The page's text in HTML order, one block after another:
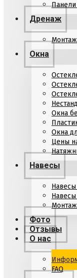
Дренаж
Окна
Окна
Окна
Цены
Навесы
Фото
Отзывы
О нас
FAQ